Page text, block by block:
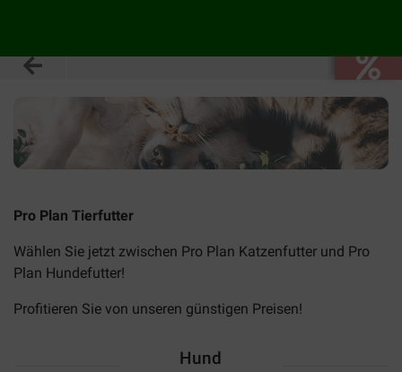
Pro Plan Tierfutter
Wählen Sie jetzt zwischen Pro Plan Katzenfutter und Pro
Plan Hundefutter!
Profitieren Sie von unseren günstigen Preisen!
Hund